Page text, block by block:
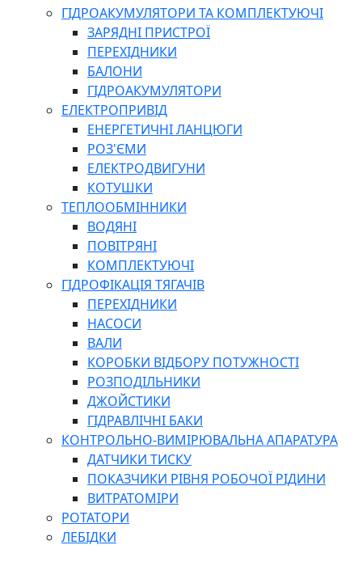
ГІДРОАКУМУЛЯТОРИ ТА КОМПЛЕКТУЮЧІ
ЗАРЯДНІ ПРИСТРОЇ
ПЕРЕХІДНИКИ
БАЛОНИ
ГІДРОАКУМУЛЯТОРИ
ЕЛЕКТРОПРИВІД
ЕНЕРГЕТИЧНІ ЛАНЦЮГИ
РОЗ'ЄМИ
ЕЛЕКТРОДВИГУНИ
КОТУШКИ
ТЕПЛООБМІННИКИ
ВОДЯНІ
ПОВІТРЯНІ
КОМПЛЕКТУЮЧІ
ГІДРОФІКАЦІЯ ТЯГАЧІВ
ПЕРЕХІДНИКИ
НАСОСИ
ВАЛИ
КОРОБКИ ВІДБОРУ ПОТУЖНОСТІ
РОЗПОДІЛЬНИКИ
ДЖОЙСТИКИ
ГІДРАВЛІЧНІ БАКИ
КОНТРОЛЬНО-ВИМІРЮВАЛЬНА АПАРАТУРА
ДАТЧИКИ ТИСКУ
ПОКАЗЧИКИ РІВНЯ РОБОЧОЇ РІДИНИ
ВИТРАТОМІРИ
РОТАТОРИ
ЛЕБІДКИ